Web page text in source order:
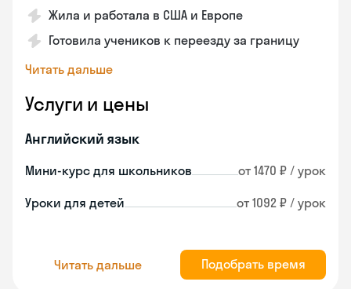
Жила и работала в США и Европе
Готовила учеников к переезду за границу
Читать дальше
Услуги и цены
Английский язык
Мини-курс для школьников от 1470 ₽ / урок
Уроки для детей от 1092 ₽ / урок
Читать дальше Подобрать время